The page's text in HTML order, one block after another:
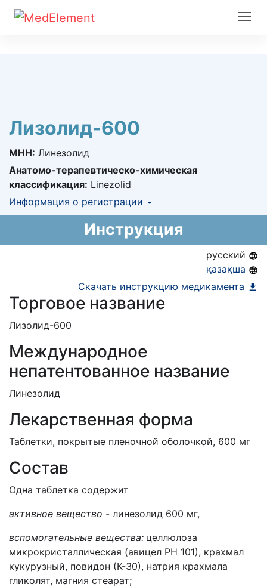
Лизолид-600
МНН: Линезолид
Анатомо-терапевтическо-химическая
классификация: Linezolid
Информация о регистрации
Информация о регистрации в РК:22.04.2015 -
Инструкция
русский
қазақша
Скачать инструкцию медикамента
Торговое название
Лизолид-600
Международное
непатентованное название
Линезолид
Лекарственная форма
Таблетки, покрытые пленочной оболочкой, 600 мг
Состав
Одна таблетка содержит
активное вещество - линезолид 600 мг,
вспомогательные вещества: целлюлоза
микрокристаллическая (авицел РН 101), крахмал
кукурузный, повидон (К-30), натрия крахмала
гликолят, магния стеарат;